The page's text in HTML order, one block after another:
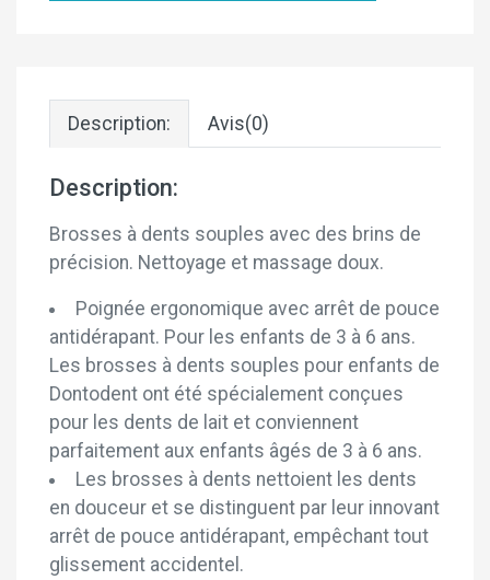
Description: Avis(0)
Description:
Brosses à dents souples avec des brins de
précision. Nettoyage et massage doux.
Poignée ergonomique avec arrêt de pouce
antidérapant. Pour les enfants de 3 à 6 ans.
Les brosses à dents souples pour enfants de
Dontodent ont été spécialement conçues
pour les dents de lait et conviennent
parfaitement aux enfants âgés de 3 à 6 ans.
Les brosses à dents nettoient les dents
en douceur et se distinguent par leur innovant
arrêt de pouce antidérapant, empêchant tout
glissement accidentel.